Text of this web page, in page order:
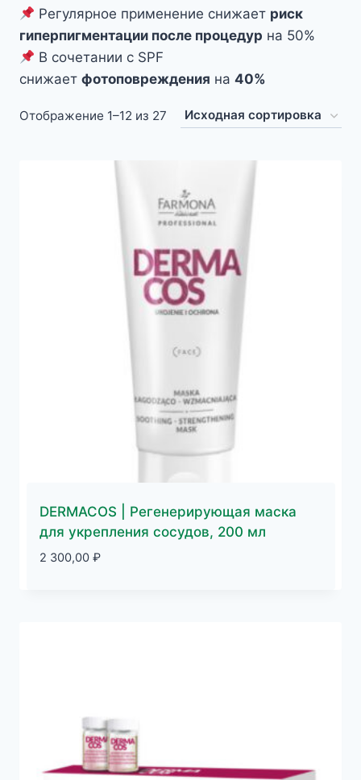
Регулярное применение снижает риск
гиперпигментации после процедур на 50%
В сочетании с SPF
снижает фотоповреждения на 40%
Отображение 1–12 из 27
DERMACOS | Регенерирующая маска
для укрепления сосудов, 200 мл
2 300,00 ₽